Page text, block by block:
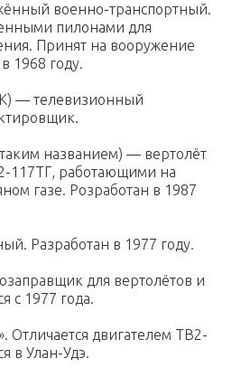
военно-транспортный.
пилонами для
Принят на вооружение
1968 году.
— телевизионный
названием) — вертолёт
117ТГ, работающими на
газе. Розработан в 1987
Разработан в 1977 году.
для вертолётов и
с 1977 года.
Отличается двигателем ТВ2-
в Улан-Удэ.